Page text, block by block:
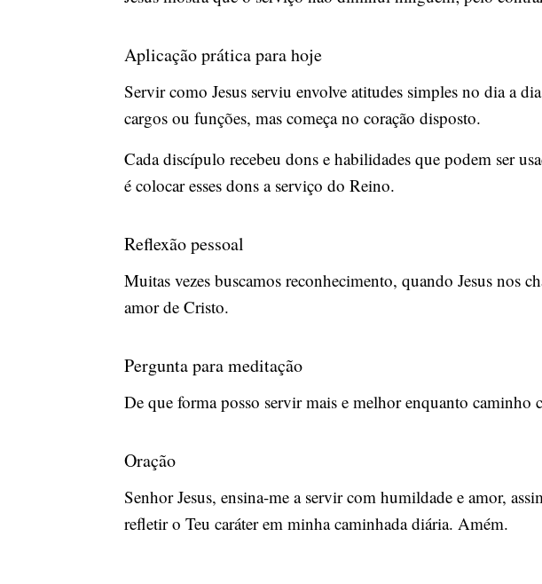
Aplicação prática para hoje
Servir como Jesus serviu envolve atitudes simples no dia a
cargos ou funções, mas começa no coração disposto.
Cada discípulo recebeu dons e habilidades que podem ser
é colocar esses dons a serviço do Reino.
Reflexão pessoal
Muitas vezes buscamos reconhecimento, quando Jesus nos
amor de Cristo.
Pergunta para meditação
De que forma posso servir mais e melhor enquanto caminho
Oração
Senhor Jesus, ensina-me a servir com humildade e amor,
refletir o Teu caráter em minha caminhada diária. Amém.